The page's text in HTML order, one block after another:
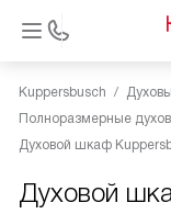
Kuppersbusch
Полноразмерные
Духовой шкаф
Духовой